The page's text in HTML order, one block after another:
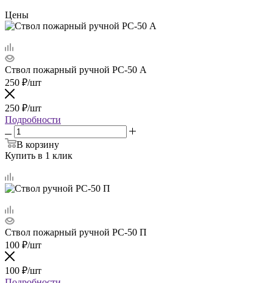
Цены
Ствол пожарный ручной РС-50 А
250 ₽/шт
250 ₽/шт
Подробности
В корзину
Купить в 1 клик
Ствол пожарный ручной РС-50 П
100 ₽/шт
100 ₽/шт